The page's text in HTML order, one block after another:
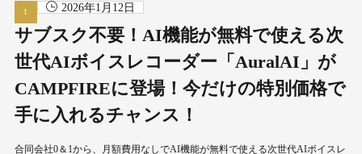
2026年1月12日
サブスク不要！AI機能が無料で使える次
世代AIボイスレコーダー「AuralAI」が
CAMPFIREに登場！今だけの特別価格で
手に入れるチャンス！
合同会社0＆1から、月額費用なしでAI機能が無料で使える次世代AIボイスレ